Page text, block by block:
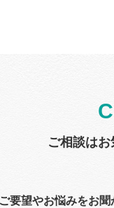
ご相談は
要望やお悩みをお聞